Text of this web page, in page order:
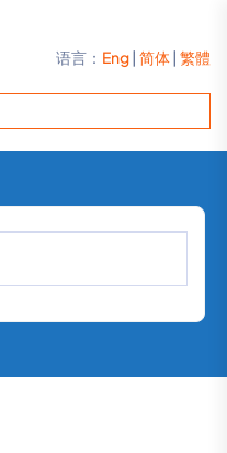
语言： Eng| 简体| 繁體